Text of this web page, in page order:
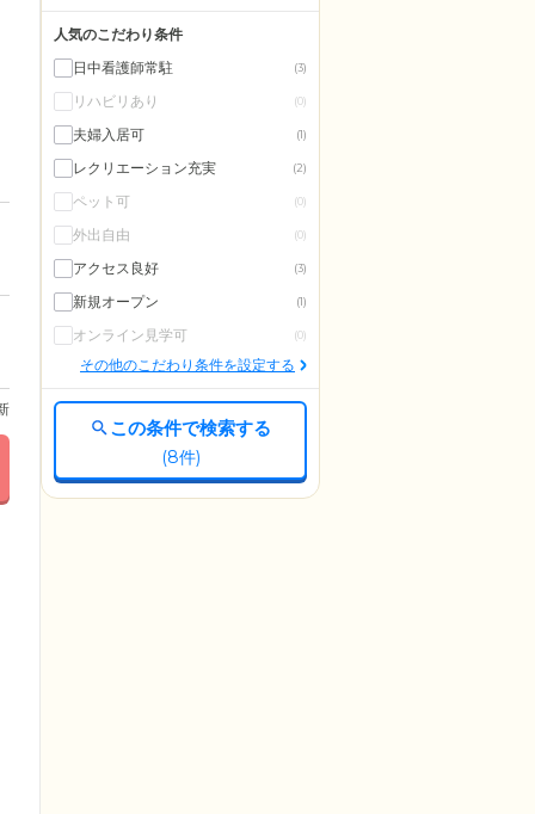
人気のこだわり条件
日中看護師常駐
(3)
リハビリあり (0)
夫婦入居可 (1)
レクリエーション充実 (2)
ペット可 (0)
外出自由 (0)
アクセス良好 (3)
新規オープン (1)
オンライン見学可 (0)
その他のこだわり条件を設定する
この条件で検索する
(8件)